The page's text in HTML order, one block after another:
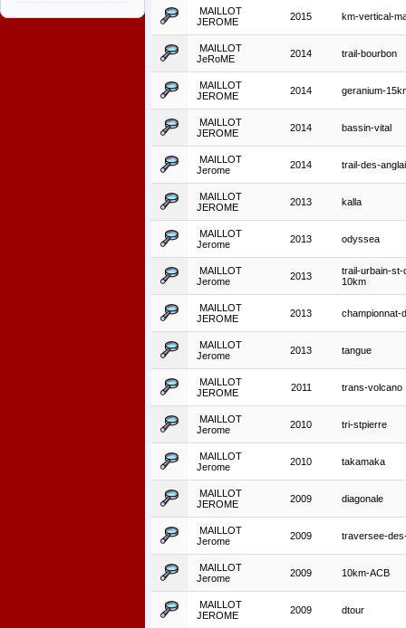
MAILLOT
JEROME
2015 km-vertical-
MAILLOT
JeRoME
2014 trail-bourbon
MAILLOT
JEROME
2014 geranium-
MAILLOT
JEROME
2014 bassin-vital
MAILLOT
Jerome
2014 trail-des-
MAILLOT
JEROME
2013 kalla
MAILLOT
Jerome
2013 odyssea
MAILLOT
Jerome
2013
trail-urbain-st-
10km
MAILLOT
JEROME
2013 championnat-
MAILLOT
Jerome
2013 tangue
MAILLOT
JEROME
2011 trans-volcano
MAILLOT
Jerome
2010 tri-stpierre
MAILLOT
Jerome
2010 takamaka
MAILLOT
JEROME
2009 diagonale
MAILLOT
Jerome
2009 traversee-
MAILLOT
Jerome
2009 10km-ACB
MAILLOT
JEROME
2009 dtour